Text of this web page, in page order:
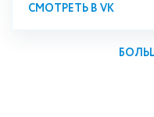
СМОТРЕТЬ В VK